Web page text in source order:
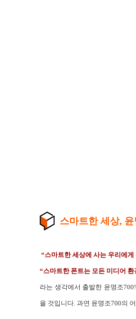
스마트한 세상,
“스마트한 세상에 사는 우리에게
“스마트한 폰트는 모든 미디어
라는 생각에서 출발한 윤명조700!
을 것입니다. 과연 윤명조700의